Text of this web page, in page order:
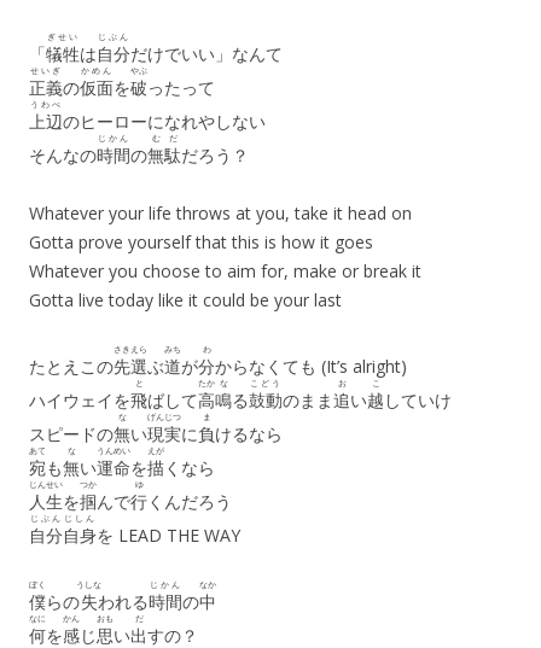
「犠牲
ぎせい
は自分
じぶん
だけでいい」なんて
正義
せいぎ
の仮面
かめん
を破
やぶ
ったって
上辺
うわべ
のヒーローになれやしない
そんなの時間
じかん
の無駄
むだ
だろう？
Whatever your life throws at you, take it head on
Gotta prove yourself that this is how it goes
Whatever you choose to aim for, make or break it
Gotta live today like it could be your last
たとえこの先
さき
選
えら
ぶ道
みち
が分
わ
からなくても (It’s alright)
ハイウェイを飛
と
ばして高
たか
鳴
な
る鼓動
こどう
のまま追
お
い越
こ
していけ
スピードの無
な
い現実
げんじつ
に負
ま
けるなら
宛
あて
も無
な
い運命
うんめい
を描
えが
くなら
人生
じんせい
を掴
つか
んで行
ゆ
くんだろう
自分
じぶん
自身
じしん
を LEAD THE WAY
僕
ぼく
らの失
うしな
われる時間
じかん
の中
なか
何
なに
を感
かん
じ思
おも
い出
だ
すの？